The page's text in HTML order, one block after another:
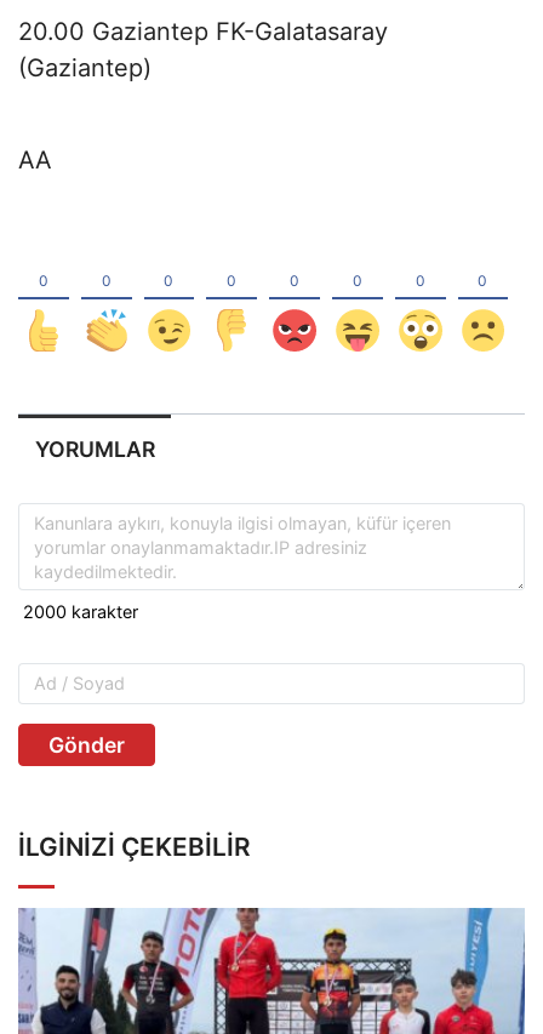
20.00 Gaziantep FK-Galatasaray
(Gaziantep)
AA
YORUMLAR
Gönder
İLGINIZI ÇEKEBILIR